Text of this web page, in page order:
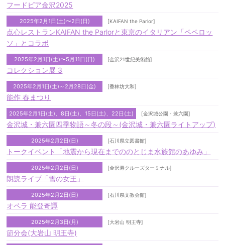
フードピア金沢2025
2025年2月1日(土)〜2日(日) [KAIFAN the Parlor]
点心レストランKAIFAN the Parlorと東京のイタリアン「ペペロッ
ソ」とコラボ
2025年2月1日(土)〜5月11日(日) [金沢21世紀美術館]
コレクション展 3
2025年2月1日(土)～2月28日(金) [香林坊大和]
能作 春まつり
2025年2月1日(土)、8日(土)、15日(土)、22日(土) [金沢城公園・兼六園]
金沢城・兼六園四季物語～冬の段～(金沢城・兼六園ライトアップ)
2025年2月2日(日) [石川県立図書館]
トークイベント「地震から現在までののとじま水族館のあゆみ」
2025年2月2日(日) [金沢港クルーズターミナル]
朗読ライブ「雪の女王」
2025年2月2日(日) [石川県文教会館]
オペラ 能登奇譚
2025年2月3日(月) [大岩山 明王寺]
節分会(大岩山 明王寺)